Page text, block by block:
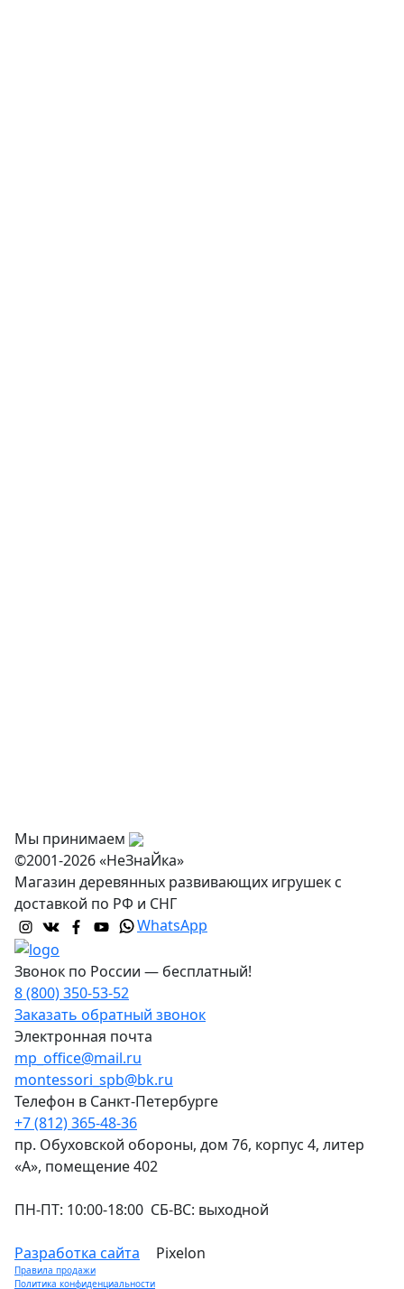
Мы принимаем
©2001-2026 «НеЗнаЙка»
Магазин деревянных развивающих игрушек с
доставкой по РФ и СНГ
WhatsApp
Звонок по России — бесплатный!
8 (800) 350-53-52
Заказать обратный звонок
Электронная почта
mp_office@mail.ru
montessori_spb@bk.ru
Телефон в Санкт-Петербурге
+7 (812) 365-48-36
пр. Обуховской обороны, дом 76, корпус 4, литер
«А», помещение 402
ПН-ПТ: 10:00-18:00 СБ-ВС: выходной
Разработка сайта Pixelon
Правила продажи
Политика конфиденциальности